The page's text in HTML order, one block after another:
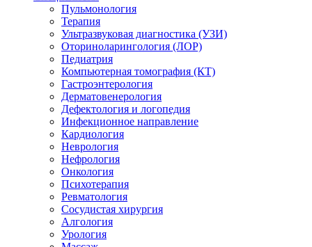
Пульмонология
Терапия
Ультразвуковая диагностика (УЗИ)
Оториноларингология (ЛОР)
Педиатрия
Компьютерная томография (КТ)
Гастроэнтерология
Дерматовенерология
Дефектология и логопедия
Инфекционное направление
Кардиология
Неврология
Нефрология
Онкология
Психотерапия
Ревматология
Сосудистая хирургия
Алгология
Урология